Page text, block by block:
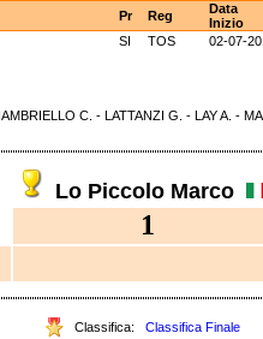
Pr Reg
Data
Inizio
SI TOS 02-07-
C. - LATTANZI G. - LAY A. -
Lo Piccolo Marco
1
Classifica: Classifica Finale